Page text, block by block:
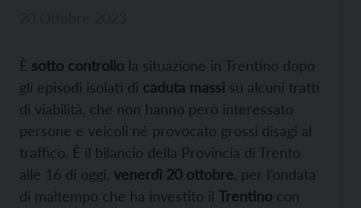
È sotto controllo la situazione in Trentino dopo
gli episodi isolati di caduta massi su alcuni tratti
di viabilità, che non hanno però interessato
persone e veicoli né provocato grossi disagi al
traffico. È il bilancio della Provincia di Trento
alle 16 di oggi, venerdì 20 ottobre, per l’ondata
di maltempo che ha investito il Trentino con